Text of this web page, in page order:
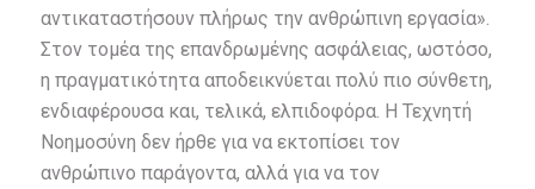
αντικαταστήσουν πλήρως την ανθρώπινη εργασία».
Στον τομέα της επανδρωμένης ασφάλειας, ωστόσο,
η πραγματικότητα αποδεικνύεται πολύ πιο σύνθετη,
ενδιαφέρουσα και, τελικά, ελπιδοφόρα. Η Τεχνητή
Νοημοσύνη δεν ήρθε για να εκτοπίσει τον
ανθρώπινο παράγοντα, αλλά για να τον